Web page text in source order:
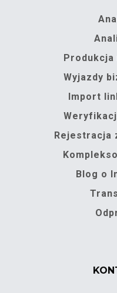
Produkcja
Wyjazdy
Import
Rejestracja
Blog o